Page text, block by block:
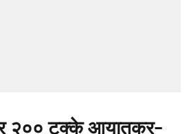
२०० टक्के आयातकर-